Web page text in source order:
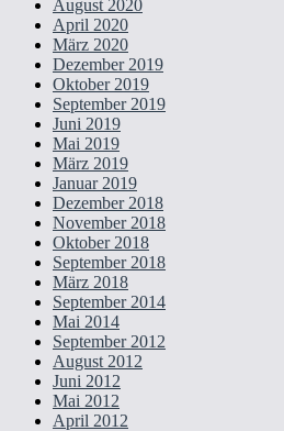
August 2020
April 2020
März 2020
Dezember 2019
Oktober 2019
September 2019
Juni 2019
Mai 2019
März 2019
Januar 2019
Dezember 2018
November 2018
Oktober 2018
September 2018
März 2018
September 2014
Mai 2014
September 2012
August 2012
Juni 2012
Mai 2012
April 2012